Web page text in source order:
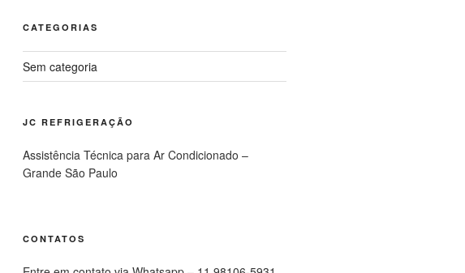
CATEGORIAS
Sem categoria
JC REFRIGERAÇÃO
Assistência Técnica para Ar Condicionado –
Grande São Paulo
CONTATOS